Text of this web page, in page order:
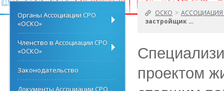
ОСКО >
застройщик …
проектом
Органы Ассоциации СРО
«ОСКО»
Членство в Ассоциации СРО
«ОСКО»
Законодательство
Документы Ассоциации СРО